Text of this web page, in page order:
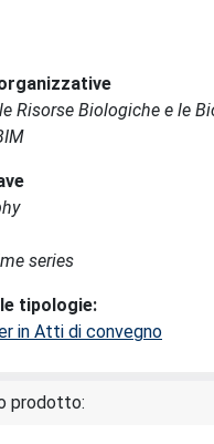
Risorse Biologiche e le
series
tipologie:
in Atti di convegno
prodotto: